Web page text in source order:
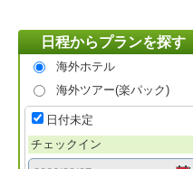
日程からプランを探す
海外ホテル
海外ツアー(楽パック)
日付未定
チェックイン